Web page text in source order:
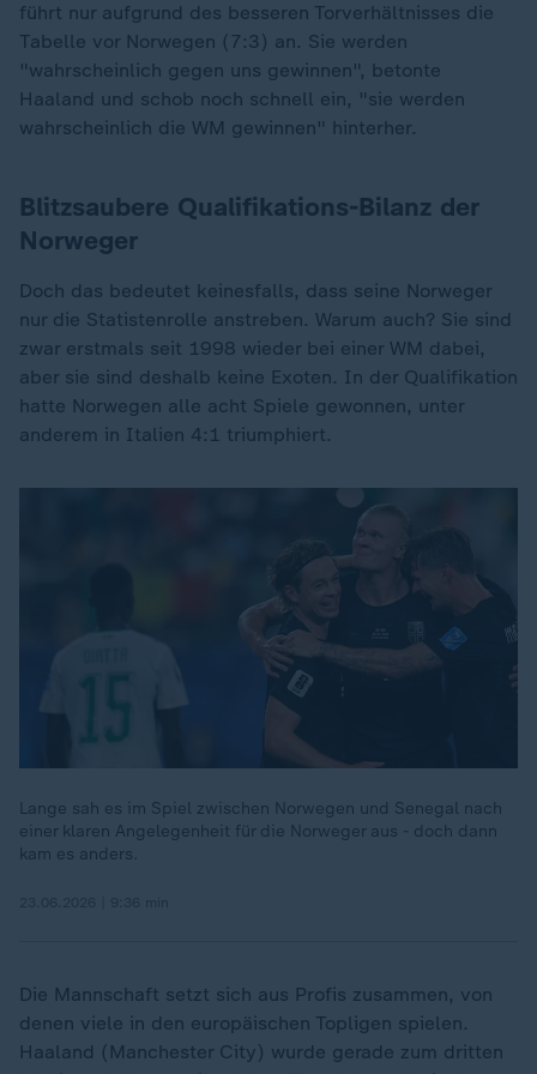
führt nur aufgrund des besseren Torverhältnisses die
Tabelle vor Norwegen (7:3) an. Sie werden
"wahrscheinlich gegen uns gewinnen", betonte
Haaland und schob noch schnell ein, "sie werden
wahrscheinlich die WM gewinnen" hinterher.
Blitzsaubere Qualifikations-Bilanz der
Norweger
Doch das bedeutet keinesfalls, dass seine Norweger
nur die Statistenrolle anstreben. Warum auch? Sie sind
zwar erstmals seit 1998 wieder bei einer WM dabei,
aber sie sind deshalb keine Exoten. In der Qualifikation
hatte Norwegen alle acht Spiele gewonnen, unter
anderem in Italien 4:1 triumphiert.
Lange sah es im Spiel zwischen Norwegen und Senegal nach
einer klaren Angelegenheit für die Norweger aus - doch dann
kam es anders.
Die Mannschaft setzt sich aus Profis zusammen, von
denen viele in den europäischen Topligen spielen.
Haaland (Manchester City) wurde gerade zum dritten